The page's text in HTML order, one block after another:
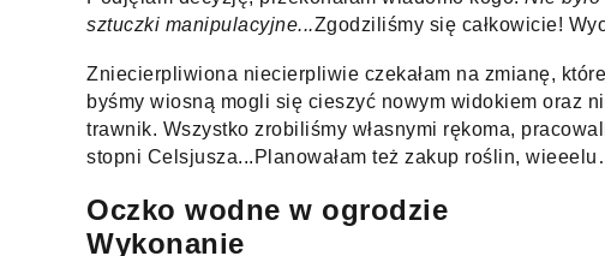
sztuczki manipulacyjne...Zgodziliśmy się całkowicie!
Zniecierpliwiona niecierpliwie czekałam na zmianę,
byśmy wiosną mogli się cieszyć nowym widokiem oraz
trawnik. Wszystko zrobiliśmy własnymi rękoma,
Oczko wodne w ogrodzie
Wykonanie